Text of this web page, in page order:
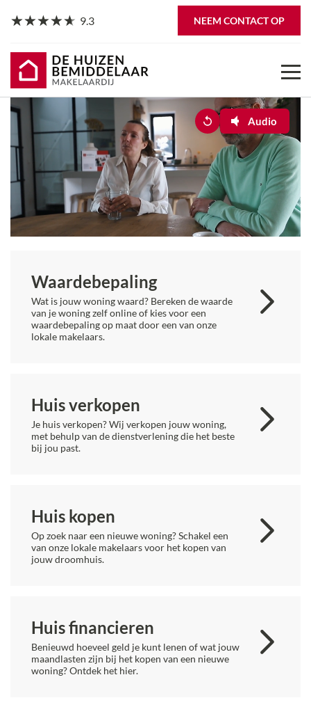
9.3 NEEM CONTACT OP
Audio
Waarde­bepaling
Wat is jouw woning waard? Bereken de waarde
van je woning zelf online of kies voor een
waardebepaling op maat door een van onze
lokale makelaars.
Huis verkopen
Je huis verkopen? Wij verkopen jouw woning,
met behulp van de dienstverlening die het beste
bij jou past.
Huis kopen
Op zoek naar een nieuwe woning? Schakel een
van onze lokale makelaars voor het kopen van
jouw droomhuis.
Huis financieren
Benieuwd hoeveel geld je kunt lenen of wat jouw
maandlasten zijn bij het kopen van een nieuwe
woning? Ontdek het hier.